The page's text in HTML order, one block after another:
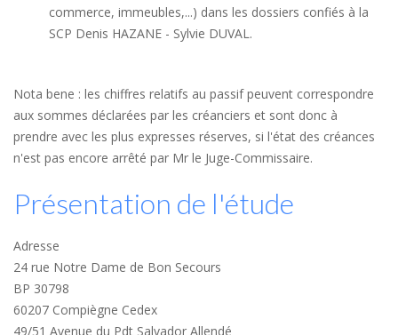
commerce, immeubles,...) dans les dossiers confiés à la
SCP Denis HAZANE - Sylvie DUVAL.
Nota bene : les chiffres relatifs au passif peuvent correspondre
aux sommes déclarées par les créanciers et sont donc à
prendre avec les plus expresses réserves, si l'état des créances
n'est pas encore arrêté par Mr le Juge-Commissaire.
Présentation de l'étude
Adresse
24 rue Notre Dame de Bon Secours
BP 30798
60207 Compiègne Cedex
49/51 Avenue du Pdt Salvador Allendé